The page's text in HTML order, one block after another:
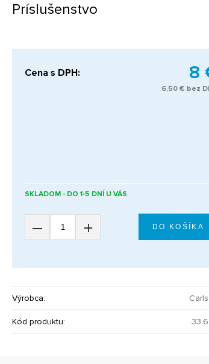
Príslušenstvo
Cena s DPH: 8
6,50 € bez
SKLADOM - DO 1-5 DNÍ U VÁS
– +
Výrobca:
Kód produktu: